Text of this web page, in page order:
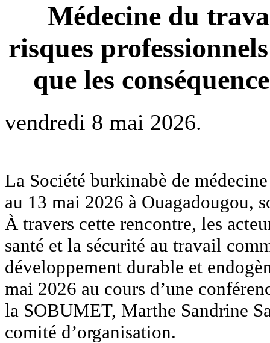
Médecine du
risques
que les
vendredi 8 mai 2026.
La Société burkinabè de
au 13 mai 2026 à Ouagadougou,
À travers cette rencontre, les
santé et la sécurité au travail
développement durable et
mai 2026 au cours d’une
la SOBUMET, Marthe Sandrine
comité d’organisation.